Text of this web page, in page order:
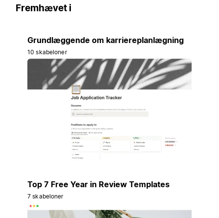
Fremhævet i
Grundlæggende om karriereplanlægning
10 skabeloner
Top 7 Free Year in Review Templates
7 skabeloner